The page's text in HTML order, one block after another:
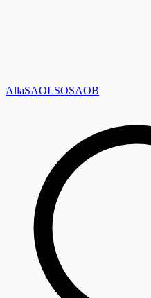
AllaSAOLSOSAOB